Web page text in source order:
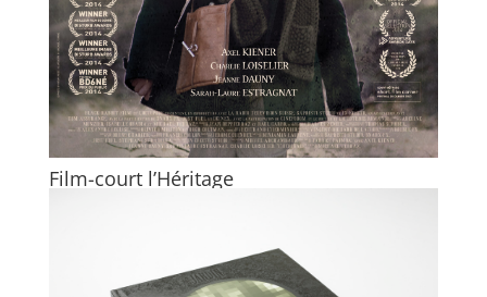
Film-court l’Héritage